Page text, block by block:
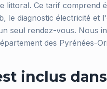
littoral. Ce tarif comprend
le diagnostic électricité et
seul rendez-vous. Nous
des Pyrénées-
inclus